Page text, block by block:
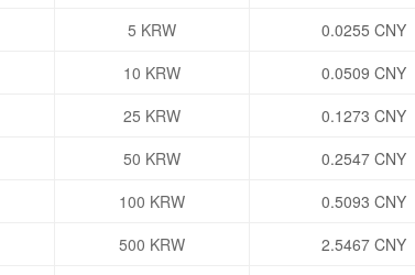
5 KRW
0.0255 CNY
10 KRW
0.0509 CNY
25 KRW
0.1273 CNY
50 KRW
0.2547 CNY
100 KRW
0.5093 CNY
500 KRW
2.5467 CNY